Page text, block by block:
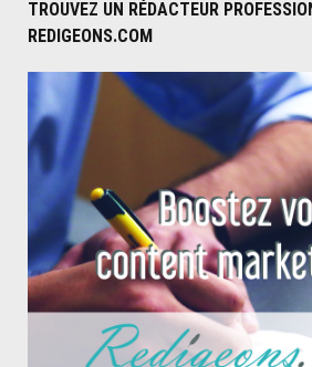
TROUVEZ UN RÉDACTEUR
REDIGEONS.COM